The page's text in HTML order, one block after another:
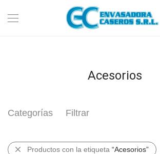
Acesorios
Categorías Filtrar
Productos con la etiqueta “Acesorios”